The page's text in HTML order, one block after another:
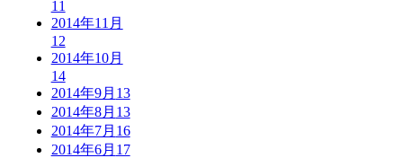
11
2014年11月
12
2014年10月
14
2014年9月 13
2014年8月 13
2014年7月 16
2014年6月 17